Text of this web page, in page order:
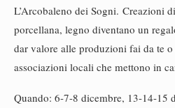
L’Arcobaleno dei Sogni. Creazioni
porcellana, legno diventano un
dar valore alle produzioni fai da te
associazioni locali che mettono in
Quando: 6-7-8 dicembre, 13-14-15